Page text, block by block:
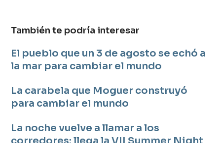
También te podría interesar
El pueblo que un 3 de agosto se echó a
la mar para cambiar el mundo
La carabela que Moguer construyó
para cambiar el mundo
La noche vuelve a llamar a los